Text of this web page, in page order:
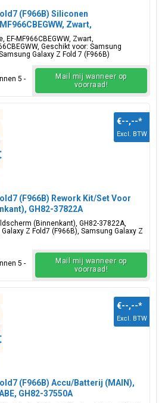
(F966B) Siliconen
Zwart,
MF966CBEGWW
MF966CBEGWW, Zwart,
Geschikt voor: Samsung
Galaxy Z Fold 7 (F966B)
5 -
Mail mij wanneer op
voorraad!
(F966B) Rework Kit/Set Voor
GH82-37822A
(Binnenkant), GH82-37822A,
Z Fold7 (F966B), Samsung Galaxy Z
€--,--*
Excl. BTW
5 -
Mail mij wanneer op
voorraad!
(F966B) Accu/Batterij (MAIN),
GH82-37550A
€--,--*
Excl. BTW